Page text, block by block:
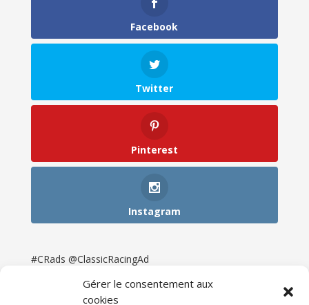
Gérer le consentement aux
cookies
Facebook
Twitter
Pinterest
Instagram
#CRads @ClassicRacingAd